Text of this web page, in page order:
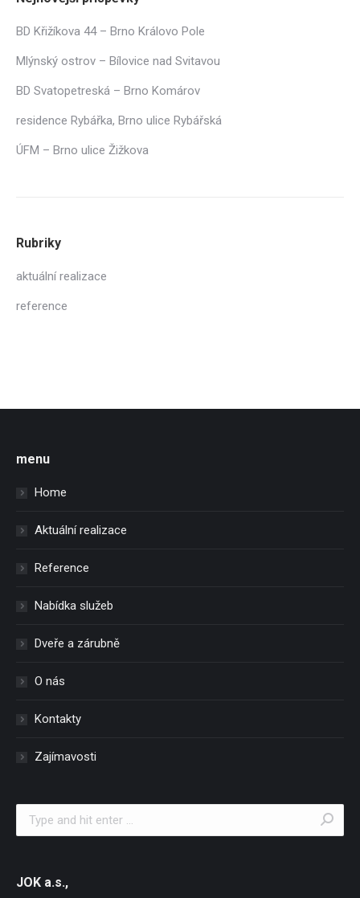
BD Křižíkova 44 – Brno Královo Pole
Mlýnský ostrov – Bílovice nad Svitavou
BD Svatopetreská – Brno Komárov
residence Rybářka, Brno ulice Rybářská
ÚFM – Brno ulice Žižkova
Rubriky
aktuální realizace
reference
menu
Home
Aktuální realizace
Reference
Nabídka služeb
Dveře a zárubně
O nás
Kontakty
Zajímavosti
Search:
JOK a.s.,